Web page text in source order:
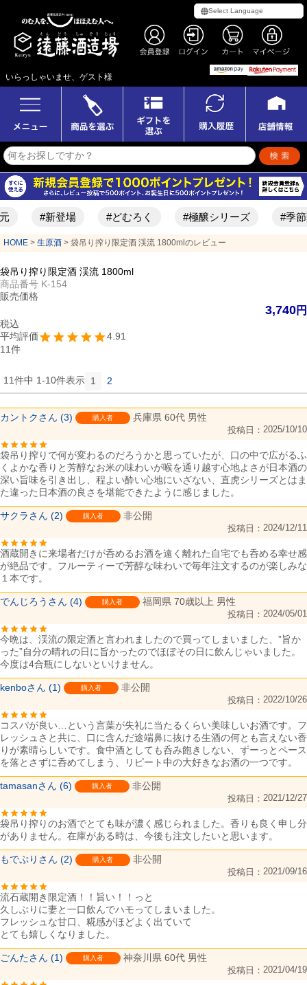
いらっしゃいませ、ゲスト様
#新登場 #どむろく #極醸シリーズ #季節
HOME 生原酒 袋吊り搾り限定酒 渓流 1800mlのレビュー
袋吊り搾り限定酒 渓流 1800ml
商品番号 K-154
販売価格
3,740
税込
4.91
11
11件中 1-10件表示 1 2
カントク 3 購入者 兵庫県 60代 男性
投稿日 2025/10/10
袋吊り搾りで何が変わるのだろうかと思っていたが、口の中で広がるふ
くよかな香りと芳醇なお米の味わいが喉を通り越す心地よさが日本酒の
深い旨味を引き出し、程よい酔い心地にいざない、直虎シリーズとはま
た違った日本酒の良さを堪能できたように感じました。
サクラ 2 購入者 非公開
投稿日 2024/12/11
酒蔵開きに来場者だけが呑めるお酒を遠く離れた自宅でも呑める幸せ感
が絶品です。フルーティーで芳醇な味わいで毎年注文するのが楽しみな
１本です。
でんじろう 4 購入者 福岡県 70歳以上 男性
投稿日 2024/05/01
今晩は、渓流の限定酒と言われましたので買ってしまいました、”旨か
った”自分の晴れの日に旨かったのでほぼその日に飲んじゃいました。
kenbo 1 購入者 非公開
投稿日 2022/10/26
コスパが良い…という言葉が失礼に当たるくらい美味しいお酒です。フ
レッシュさと共に、口に含んだ途端鼻に抜ける生酒の何とも言えない香
りが素晴らしいです。食中酒としても呑み飽きしない、ずーっとペース
を落とさずに呑めてしまう、リピート中の大好きなお酒の一つです。
tamasan 6 購入者 非公開
投稿日 2021/12/27
袋吊り搾りのお酒でとても味が濃く感じられました。香りも良く申し分
がありません。在庫がある時は、今後も注文したいと思います。
もでぷり 2 購入者 非公開
投稿日 2021/09/16
流石蔵開き限定酒！！旨い！！っと
久しぶりに妻と一口飲んでハモってしまいました。
フレッシュな甘口、糀感がほどよく出ていて
ごんた 1 購入者 神奈川県 60代 男性
投稿日 2021/04/19